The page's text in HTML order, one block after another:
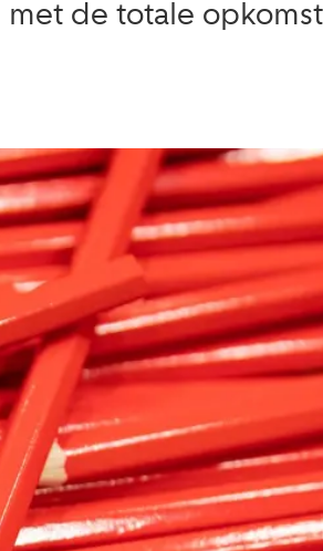
de totale